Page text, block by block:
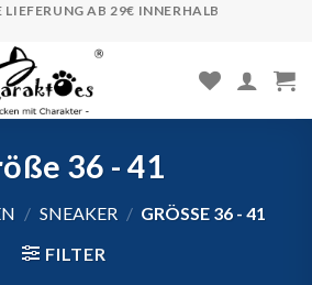
AB 29€ INNERHALB
36 - 41
/ SNEAKER / GRÖSSE 36 - 41
FILTER